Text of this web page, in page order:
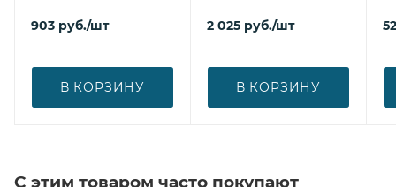
903 руб./шт
В КОРЗИНУ
2 025 руб./шт
В КОРЗИНУ
С этим товаром часто покупают